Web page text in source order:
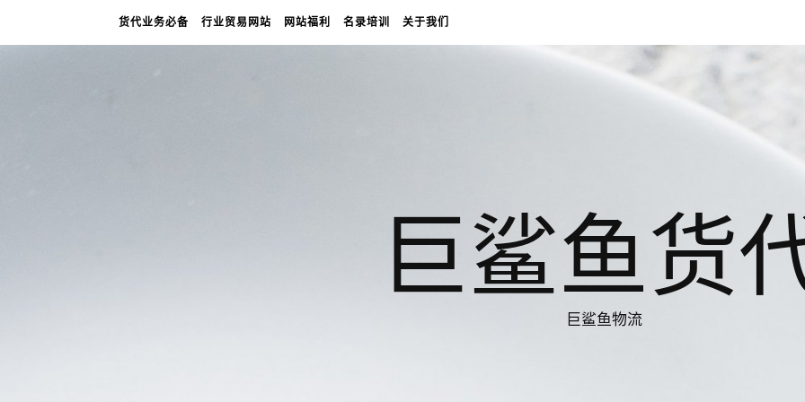
货代业务必备 行业贸易网站 网站福利 名录培训 关于我们
巨鲨鱼货
巨鲨鱼物流